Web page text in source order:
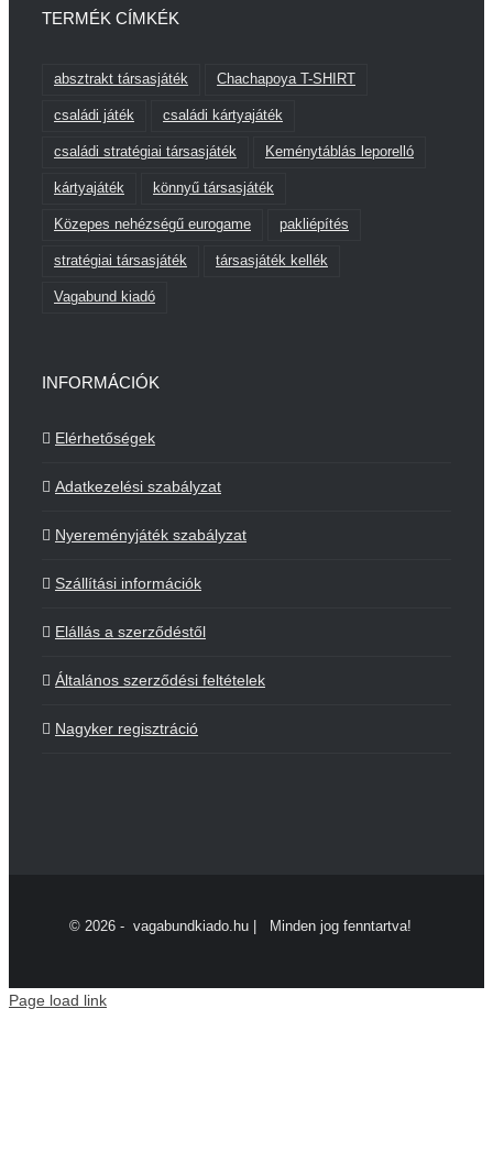
TERMÉK CÍMKÉK
absztrakt társasjáték Chachapoya T-SHIRT
családi játék családi kártyajáték
családi stratégiai társasjáték Keménytáblás leporelló
kártyajáték könnyű társasjáték
Közepes nehézségű eurogame pakliépítés
stratégiai társasjáték társasjáték kellék
Vagabund kiadó
INFORMÁCIÓK
Elérhetőségek
Adatkezelési szabályzat
Nyereményjáték szabályzat
Szállítási információk
Elállás a szerződéstől
Általános szerződési feltételek
Nagyker regisztráció
© 2026 - vagabundkiado.hu | Minden jog fenntartva!
Page load link